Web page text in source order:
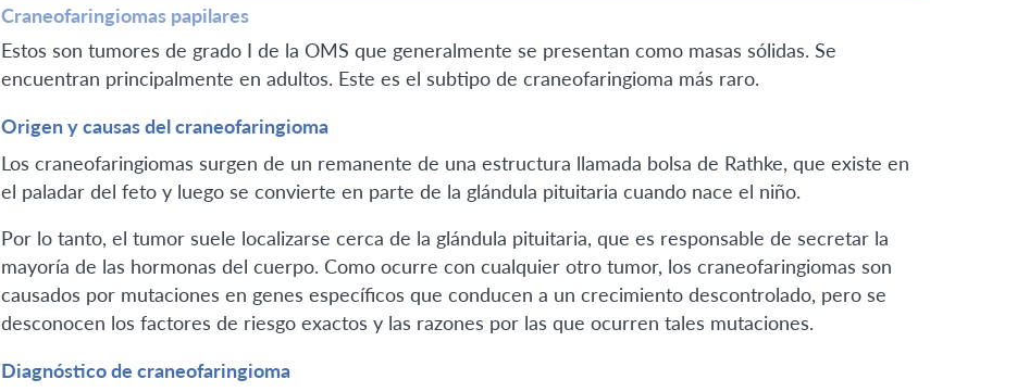
Craneofaringiomas papilares
Estos son tumores de grado I de la OMS que generalmente se presentan como masas sólidas. Se
encuentran principalmente en adultos. Este es el subtipo de craneofaringioma más raro.
Origen y causas del craneofaringioma
Los craneofaringiomas surgen de un remanente de una estructura llamada bolsa de Rathke, que existe en
el paladar del feto y luego se convierte en parte de la glándula pituitaria cuando nace el niño.
Por lo tanto, el tumor suele localizarse cerca de la glándula pituitaria, que es responsable de secretar la
mayoría de las hormonas del cuerpo. Como ocurre con cualquier otro tumor, los craneofaringiomas son
causados por mutaciones en genes específicos que conducen a un crecimiento descontrolado, pero se
desconocen los factores de riesgo exactos y las razones por las que ocurren tales mutaciones.
Diagnóstico de craneofaringioma